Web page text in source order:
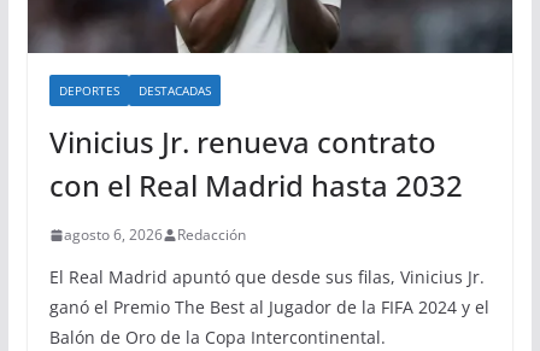
DEPORTES DESTACADAS
Vinicius Jr. renueva contrato
con el Real Madrid hasta 2032
agosto 6, 2026 Redacción
El Real Madrid apuntó que desde sus filas, Vinicius Jr.
ganó el Premio The Best al Jugador de la FIFA 2024 y el
Balón de Oro de la Copa Intercontinental.